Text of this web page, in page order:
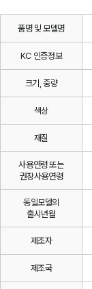
품명 및 모델명
KC 인증정보
크기, 중량
색상
재질
사용연령 또는
권장사용연령
동일모델의
출시년월
제조자
제조국